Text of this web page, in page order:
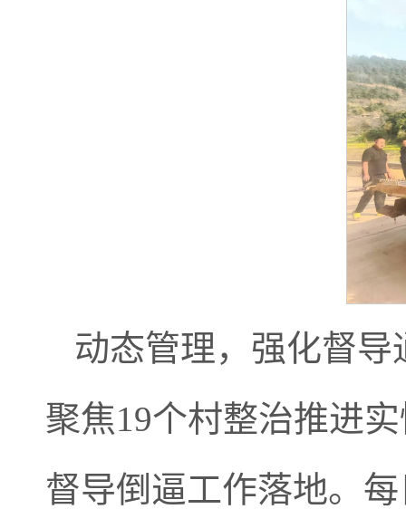
动态管理，强化督
聚焦19个村整治推进
督导倒逼工作落地。